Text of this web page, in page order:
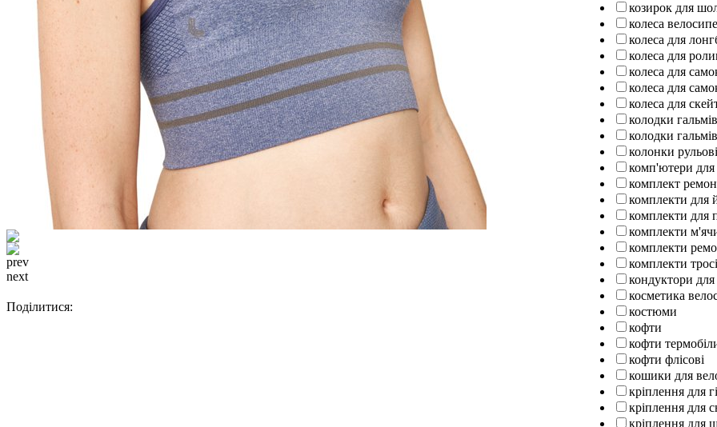
козирок для
колеса
колеса для
колеса для
колеса для
колеса для
колеса для
колодки
колодки
колонки
комп'ютери для
комплект
комплекти для
комплекти для
комплекти
комплекти
комплекти
кондуктори
косметика
костюми
кофти
кофти
кофти флісові
кошики для
кріплення для
кріплення для
кріплення для
prev
next
Поділитися: